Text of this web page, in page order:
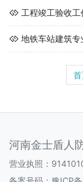
工程竣工验收工
地铁车站建筑专
河南金士盾人
营业执照：